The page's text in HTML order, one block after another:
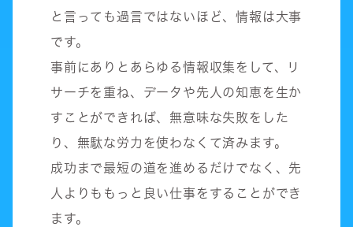
と言っても過言ではないほど、情報は大事
です。
事前にありとあらゆる情報収集をして、リ
サーチを重ね、データや先人の知恵を生か
すことができれば、無意味な失敗をした
り、無駄な労力を使わなくて済みます。
成功まで最短の道を進めるだけでなく、先
人よりももっと良い仕事をすることができ
ます。